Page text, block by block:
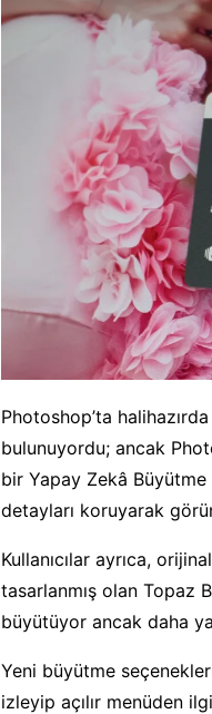
Photoshop’ta
bulunuyordu; ancak
bir Yapay Zekâ
detayları koruyarak
Kullanıcılar ayrıca,
tasarlanmış olan Topaz
büyütüyor ancak daha
Yeni büyütme
izleyip açılır menüden